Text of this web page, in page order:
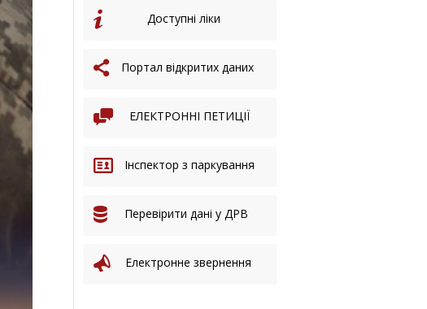
Доступні ліки
Портал відкритих даних
ЕЛЕКТРОННІ ПЕТИЦІЇ
Інспектор з паркування
Перевірити дані у ДРВ
Електронне звернення